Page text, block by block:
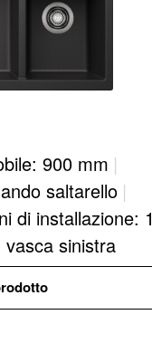
900 mm |
saltarello |
di installazione: 1
vasca sinistra